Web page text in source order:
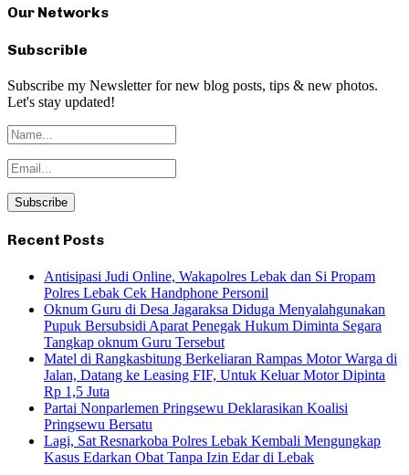
Our Networks
Subscrible
Subscribe my Newsletter for new blog posts, tips & new photos.
Let's stay updated!
Recent Posts
Antisipasi Judi Online, Wakapolres Lebak dan Si Propam
Polres Lebak Cek Handphone Personil
Oknum Guru di Desa Jagaraksa Diduga Menyalahgunakan
Pupuk Bersubsidi Aparat Penegak Hukum Diminta Segara
Tangkap oknum Guru Tersebut
Matel di Rangkasbitung Berkeliaran Rampas Motor Warga di
Jalan, Datang ke Leasing FIF, Untuk Keluar Motor Dipinta
Rp 1,5 Juta
Partai Nonparlemen Pringsewu Deklarasikan Koalisi
Pringsewu Bersatu
Lagi, Sat Resnarkoba Polres Lebak Kembali Mengungkap
Kasus Edarkan Obat Tanpa Izin Edar di Lebak